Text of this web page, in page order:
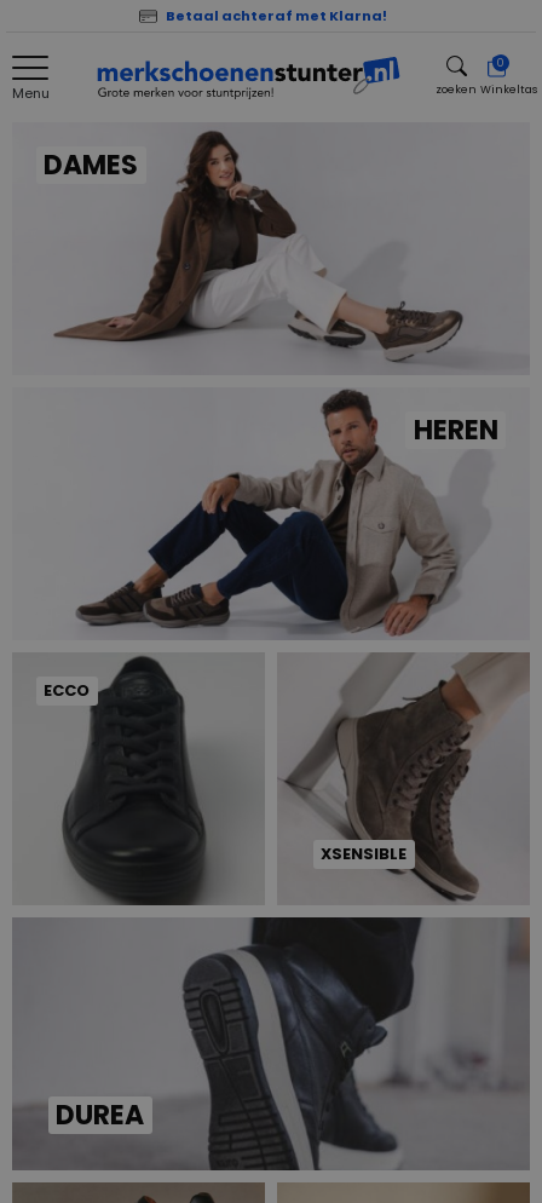
Betaal achteraf met Klarna!
Menu zoeken
0
Winkeltas
DAMES
HEREN
ECCO
XSENSIBLE
DUREA